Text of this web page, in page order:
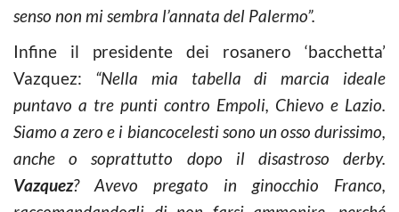
senso non mi sembra l’annata del Palermo”.
Infine il presidente dei rosanero ‘bacchetta’
Vazquez: “Nella mia tabella di marcia ideale
puntavo a tre punti contro Empoli, Chievo e Lazio.
Siamo a zero e i biancocelesti sono un osso durissimo,
anche o soprattutto dopo il disastroso derby.
Vazquez? Avevo pregato in ginocchio Franco,